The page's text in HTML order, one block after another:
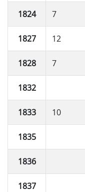
1824 7
1827 12
1828 7
1832
1833 10
1835
1836
1837